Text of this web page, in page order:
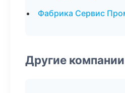
Фабрика Сервис
Другие компании